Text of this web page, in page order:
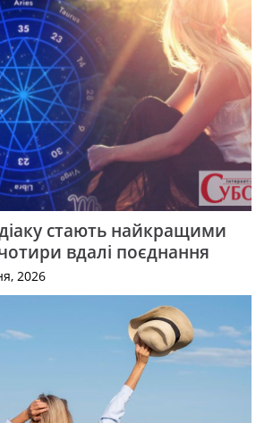
стають найкращими
вдалі поєднання
2026